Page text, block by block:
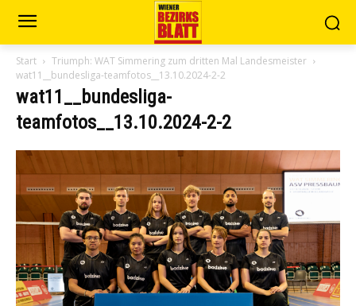
Start
Triumph: WAT Simmering zum dritten Mal Landesmeister
wat11__bundesliga-teamfotos__13.10.2024-2-2
wat11__bundesliga-
teamfotos__13.10.2024-2-2